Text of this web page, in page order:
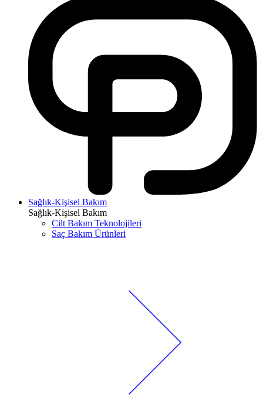
Sağlık-Kişisel Bakım
Sağlık-Kişisel Bakım
Cilt Bakım Teknolojileri
Saç Bakım Ürünleri